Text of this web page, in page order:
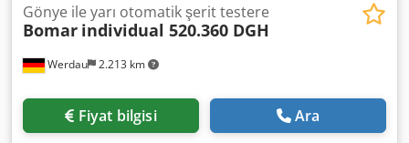
Werdau 2.213 km
Gönye ile yarı otomatik şerit testere
Bomar individual 520.360 DGH
Fiyat bilgisi Ara